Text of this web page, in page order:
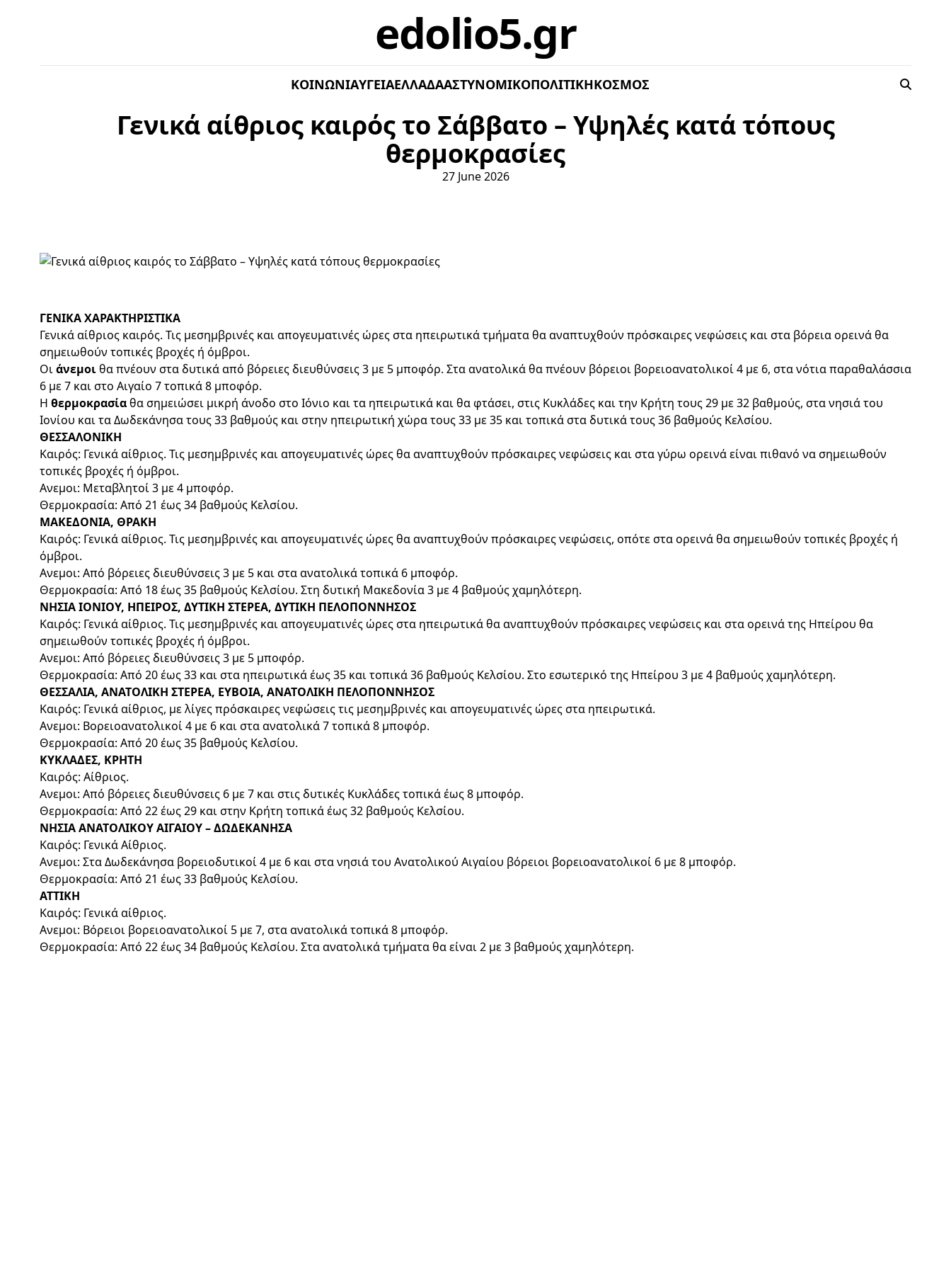
edolio5.gr
ΚΟΙΝΩΝΊΑΥΓΕΊΑΕΛΛΆΔΑΑΣΤΥΝΟΜΙΚΌΠΟΛΙΤΙΚΉΚΌΣΜΟΣ
Γενικά αίθριος καιρός το Σάββατο – Υψηλές κατά τόπους
θερμοκρασίες
27 June 2026
ΓΕΝΙΚΑ ΧΑΡΑΚΤΗΡΙΣΤΙΚΑ
Γενικά αίθριος καιρός. Τις μεσημβρινές και απογευματινές ώρες στα ηπειρωτικά τμήματα θα αναπτυχθούν πρόσκαιρες νεφώσεις και στα βόρεια ορεινά θα
σημειωθούν τοπικές βροχές ή όμβροι.
Οιάνεμοιθα πνέουν στα δυτικά από βόρειες διευθύνσεις 3 με 5 μποφόρ. Στα ανατολικά θα πνέουν βόρειοι βορειοανατολικοί 4 με 6, στα νότια παραθαλάσσια
6 με 7 και στο Αιγαίο 7 τοπικά 8 μποφόρ.
Η θερμοκρασίαθα σημειώσει μικρή άνοδο στο Ιόνιο και τα ηπειρωτικά και θα φτάσει, στις Κυκλάδες και την Κρήτη τους 29 με 32 βαθμούς, στα νησιά του
Ιονίου και τα Δωδεκάνησα τους 33 βαθμούς και στην ηπειρωτική χώρα τους 33 με 35 και τοπικά στα δυτικά τους 36 βαθμούς Κελσίου.
ΘΕΣΣΑΛΟΝΙΚΗ
Καιρός: Γενικά αίθριος. Τις μεσημβρινές και απογευματινές ώρες θα αναπτυχθούν πρόσκαιρες νεφώσεις και στα γύρω ορεινά είναι πιθανό να σημειωθούν
τοπικές βροχές ή όμβροι.
Ανεμοι: Μεταβλητοί 3 με 4 μποφόρ.
Θερμοκρασία: Από 21 έως 34 βαθμούς Κελσίου.
ΜΑΚΕΔΟΝΙΑ, ΘΡΑΚΗ
Καιρός: Γενικά αίθριος. Τις μεσημβρινές και απογευματινές ώρες θα αναπτυχθούν πρόσκαιρες νεφώσεις, οπότε στα ορεινά θα σημειωθούν τοπικές βροχές ή
όμβροι.
Ανεμοι: Από βόρειες διευθύνσεις 3 με 5 και στα ανατολικά τοπικά 6 μποφόρ.
Θερμοκρασία: Από 18 έως 35 βαθμούς Κελσίου. Στη δυτική Μακεδονία 3 με 4 βαθμούς χαμηλότερη.
ΝΗΣΙΑ ΙΟΝΙΟΥ, ΗΠΕΙΡΟΣ, ΔΥΤΙΚΗ ΣΤΕΡΕΑ, ΔΥΤΙΚΗ ΠΕΛΟΠΟΝΝΗΣΟΣ
Καιρός: Γενικά αίθριος. Τις μεσημβρινές και απογευματινές ώρες στα ηπειρωτικά θα αναπτυχθούν πρόσκαιρες νεφώσεις και στα ορεινά της Ηπείρου θα
σημειωθούν τοπικές βροχές ή όμβροι.
Ανεμοι: Από βόρειες διευθύνσεις 3 με 5 μποφόρ.
Θερμοκρασία: Από 20 έως 33 και στα ηπειρωτικά έως 35 και τοπικά 36 βαθμούς Κελσίου. Στο εσωτερικό της Ηπείρου 3 με 4 βαθμούς χαμηλότερη.
ΘΕΣΣΑΛΙΑ, ΑΝΑΤΟΛΙΚΗ ΣΤΕΡΕΑ, ΕΥΒΟΙΑ, ΑΝΑΤΟΛΙΚΗ ΠΕΛΟΠΟΝΝΗΣΟΣ
Καιρός: Γενικά αίθριος, με λίγες πρόσκαιρες νεφώσεις τις μεσημβρινές και απογευματινές ώρες στα ηπειρωτικά.
Ανεμοι: Βορειοανατολικοί 4 με 6 και στα ανατολικά 7 τοπικά 8 μποφόρ.
Θερμοκρασία: Από 20 έως 35 βαθμούς Κελσίου.
ΚΥΚΛΑΔΕΣ, ΚΡΗΤΗ
Καιρός: Αίθριος.
Ανεμοι: Από βόρειες διευθύνσεις 6 με 7 και στις δυτικές Κυκλάδες τοπικά έως 8 μποφόρ.
Θερμοκρασία: Από 22 έως 29 και στην Κρήτη τοπικά έως 32 βαθμούς Κελσίου.
ΝΗΣΙΑ ΑΝΑΤΟΛΙΚΟΥ ΑΙΓΑΙΟΥ – ΔΩΔΕΚΑΝΗΣΑ
Καιρός: Γενικά Αίθριος.
Ανεμοι: Στα Δωδεκάνησα βορειοδυτικοί 4 με 6 και στα νησιά του Ανατολικού Αιγαίου βόρειοι βορειοανατολικοί 6 με 8 μποφόρ.
Θερμοκρασία: Από 21 έως 33 βαθμούς Κελσίου.
ΑΤΤΙΚΗ
Καιρός: Γενικά αίθριος.
Ανεμοι: Βόρειοι βορειοανατολικοί 5 με 7, στα ανατολικά τοπικά 8 μποφόρ.
Θερμοκρασία: Από 22 έως 34 βαθμούς Κελσίου. Στα ανατολικά τμήματα θα είναι 2 με 3 βαθμούς χαμηλότερη.